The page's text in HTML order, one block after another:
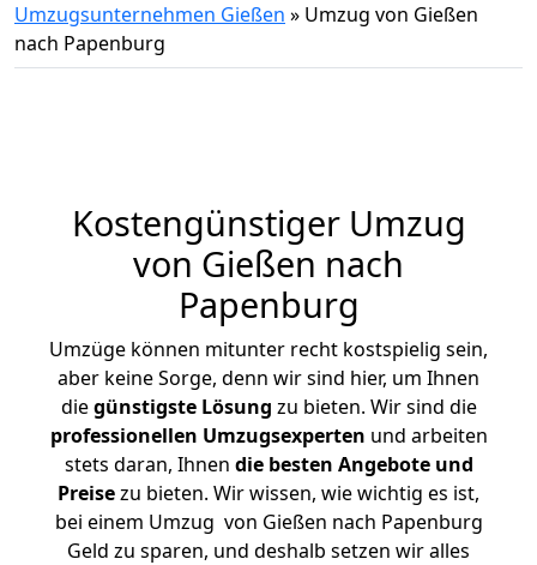
Umzugsunternehmen Gießen » Umzug von Gießen
nach Papenburg
Kostengünstiger Umzug
von Gießen nach
Papenburg
Umzüge können mitunter recht kostspielig sein,
aber keine Sorge, denn wir sind hier, um Ihnen
diegünstigste Lösung zu bieten. Wir sind die
professionellen Umzugsexperten und arbeiten
stets daran, Ihnen die besten Angebote und
Preisezu bieten. Wir wissen, wie wichtig es ist,
bei einem Umzug von Gießen nach Papenburg
Geld zu sparen, und deshalb setzen wir alles